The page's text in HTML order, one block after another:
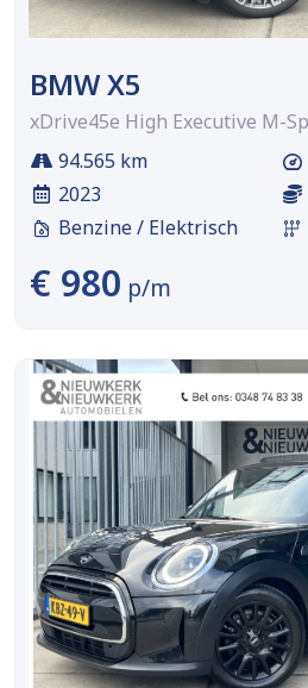
BMW X5
xDrive45e High Executive M-
94.565 km
2023
Benzine / Elektrisch
€ 980 p/m